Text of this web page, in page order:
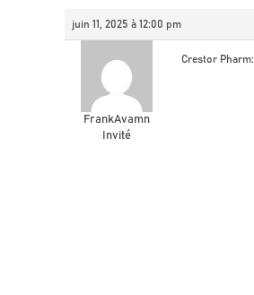
juin 11, 2025 à 12:00 pm
FrankAvamn
Invité
Crestor Pharm: